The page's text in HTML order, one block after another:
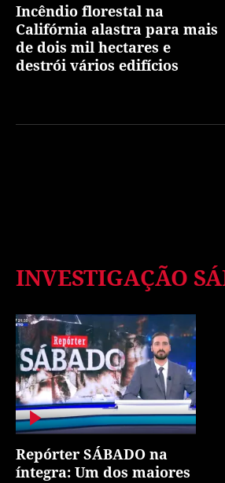
Incêndio florestal na
Califórnia alastra para mais
de dois mil hectares e
destrói vários edifícios
INVESTIGAÇÃO
Repórter SÁBADO na
íntegra: Um dos maiores